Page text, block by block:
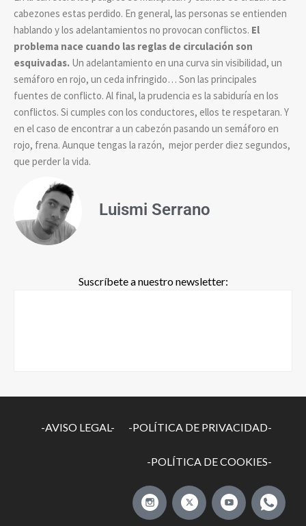
cabezones estas perdido. En general, las personas se entienden
hablando y los adelantamientos no provocan conflictos. El
problema nace cuando las reglas de circulación son
esquivadas. Un adelantamiento en una curva sin visibilidad, un
semáforo en rojo, un ceda infringido… Son las principales
fuentes de conflicto. Al final, la prudencia es la sabiduría en los
conflictos. Si cumples con los conductores, ellos te respetaran. Y
en el caso de encontrar a un cabezón pasando un semáforo en
rojo, frena. Aunque tengas la razón, mejor perder diez segundos,
que perder la vida.
Luismi Serrano
Suscríbete a nuestro newsletter:
-AVISO LEGAL- -POLÍTICA DE PRIVACIDAD-
-POLÍTICA DE COOKIES-